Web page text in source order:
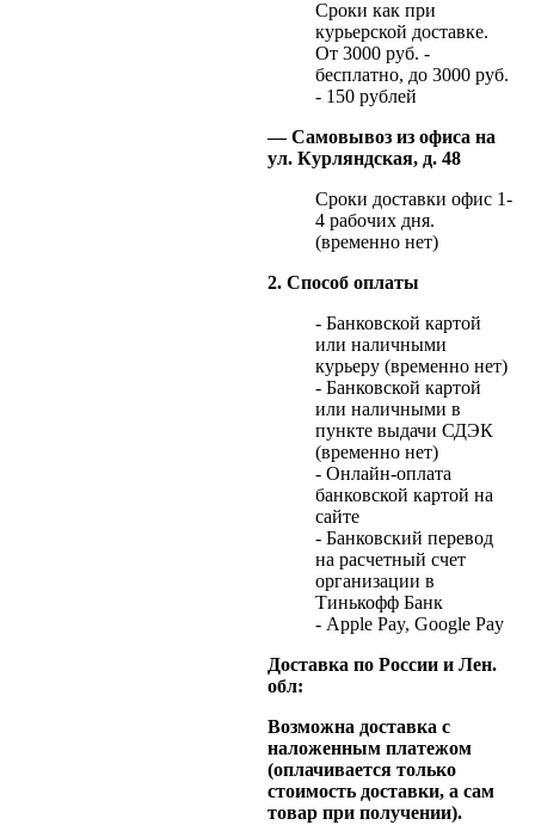
Сроки как при
курьерской доставке.
От 3000 руб. -
бесплатно, до 3000 руб.
- 150 рублей
— Самовывоз из офиса на
ул. Курляндская, д. 48
Сроки доставки офис 1-
4 рабочих дня.
(временно нет)
2. Способ оплаты
- Банковской картой
или наличными
курьеру (временно нет)
- Банковской картой
или наличными в
пункте выдачи СДЭК
(временно нет)
- Онлайн-оплата
банковской картой на
сайте
- Банковский перевод
на расчетный счет
организации в
Тинькофф Банк
- Apple Pay, Google Pay
Доставка по России и Лен.
обл:
Возможна доставка с
наложенным платежом
(оплачивается только
стоимость доставки, а сам
товар при получении).